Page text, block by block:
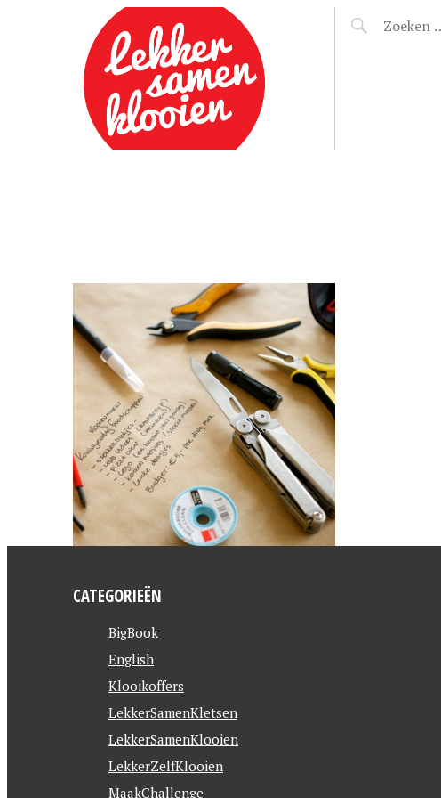
LEKKER SAMEN
KLOOIEN
CATEGORIEËN
BigBook
English
Klooikoffers
LekkerSamenKletsen
LekkerSamenKlooien
LekkerZelfKlooien
MaakChallenge